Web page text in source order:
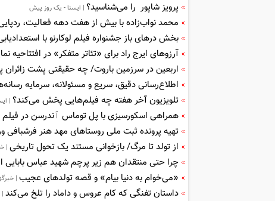
پرویز شاپور را می‌شناسید؟ | ایسنا - یک روز پیش
محمد نواب‌زاده با بیش از هفت دهه فعالیت،
بخش درهای باز جشنواره فیلم لوکارنو با
آرزوهای ایرج راد برای «تئاتر متفکر» در افتتاحیه
اربعین در سرزمین باروت/ چه حقیقتی پشت زائران
اطلاع‌رسانی دقیق، سریع و مسئولانه، سرمایه
تلویزیون آخر هفته چه فیلم‌هایی پخش می‌کند؟ |
همراهی اسکورسیزی با پل توماس ٱندرسن در
تهیه پرونده ثبت ملی روستاهای مهد هنر فرشبافی
از تولد تا مرگ/ بازخوانی مستند یک تحول تاریخی |
چرا حتی منتقدان هم زیر پرچم شهید عباس بابایی
«می‌خوام به دنیا بیام» و قصه تولدهای عجیب |
داستان تفنگی که کام عروس و داماد را تلخ می‌کند |